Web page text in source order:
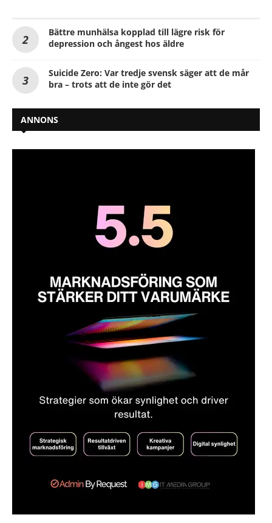
Bättre munhälsa kopplad till lägre risk för
depression och ångest hos äldre
Suicide Zero: Var tredje svensk säger att de mår
bra – trots att de inte gör det
ANNONS